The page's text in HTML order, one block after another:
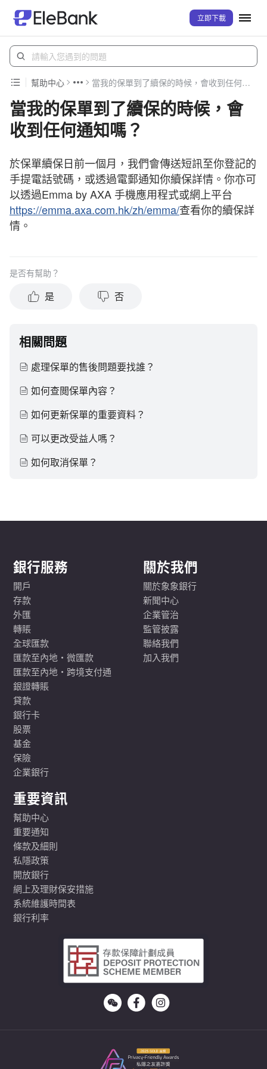
立即下載
幫助中心 當我的保單到了續保的時候，會收到任何通知嗎？
當我的保單到了續保的時候，會
收到任何通知嗎？
於保單續保日前一個月，我們會傳送短訊至你登記的
手提電話號碼，或透過電郵通知你續保詳情。你亦可
以透過Emma by AXA 手機應用程式或網上平台
https://emma.axa.com.hk/zh/emma/查看你的續保詳
情。
是否有幫助？
是 否
相關問題
處理保單的售後問題要找誰？
如何查閲保單內容？
如何更新保單的重要資料？
可以更改受益人嗎？
如何取消保單？
銀行服務
開戶
存款
外匯
轉賬
全球匯款
匯款至內地·微匯款
匯款至內地·跨境支付通
銀證轉賬
貸款
銀行卡
股票
基金
保險
企業銀行
關於我們
關於象象銀行
新聞中心
企業管治
監管披露
聯絡我們
加入我們
重要資訊
幫助中心
重要通知
條款及細則
私隱政策
開放銀行
網上及理財保安措施
系統維護時間表
銀行利率